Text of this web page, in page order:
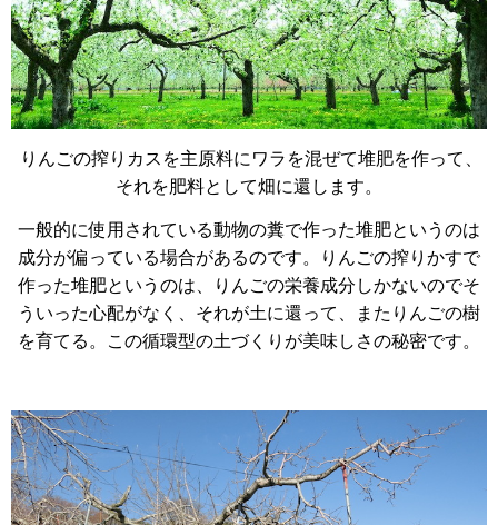
りんごの搾りカスを主原料にワラを混ぜて堆肥を作って、
それを肥料として畑に還します。
一般的に使用されている動物の糞で作った堆肥というのは
成分が偏っている場合があるのです。りんごの搾りかすで
作った堆肥というのは、りんごの栄養成分しかないのでそ
ういった心配がなく、それが土に還って、またりんごの樹
を育てる。この循環型の土づくりが美味しさの秘密です。